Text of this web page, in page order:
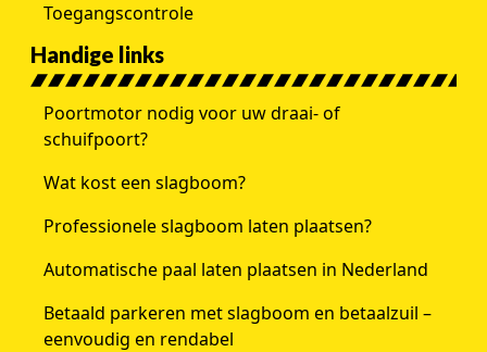
Toegangscontrole
Handige links
Poortmotor nodig voor uw draai- of
schuifpoort?
Wat kost een slagboom?
Professionele slagboom laten plaatsen?
Automatische paal laten plaatsen in Nederland
Betaald parkeren met slagboom en betaalzuil –
eenvoudig en rendabel